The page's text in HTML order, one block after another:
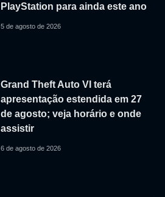
PlayStation para ainda este ano
5 de agosto de 2026
Grand Theft Auto VI terá
apresentação estendida em 27
de agosto; veja horário e onde
assistir
6 de agosto de 2026